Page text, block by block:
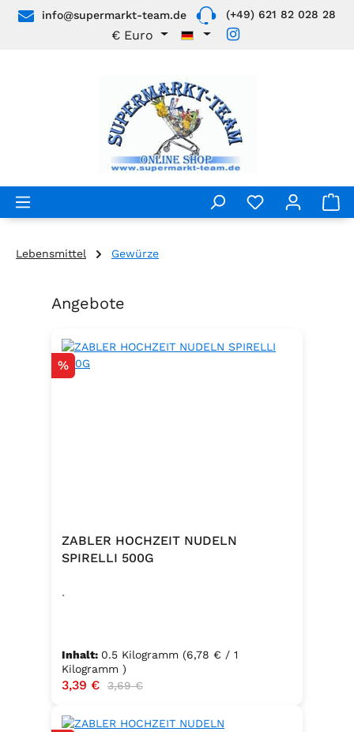
Zum Hauptinhalt springen
info@supermarkt-team.de (+49) 621 82 028 28
€ Euro
Lebensmittel Gewürze
Produktgalerie überspringen
Angebote
Rabatt
%
ZABLER HOCHZEIT NUDELN
SPIRELLI 500G
.
Inhalt: 0.5 Kilogramm (6,78 € / 1
Kilogramm )
Verkaufspreis:
3,39 € Regulärer Preis:
3,69 €